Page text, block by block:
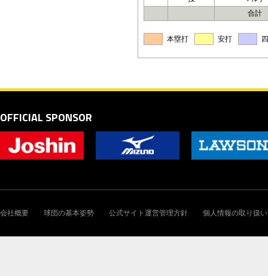
合計
本塁打 安打
OFFICIAL SPONSOR
会社概要 球団の基本姿勢 公式サイト運営管理方針 個人情報の取り扱い